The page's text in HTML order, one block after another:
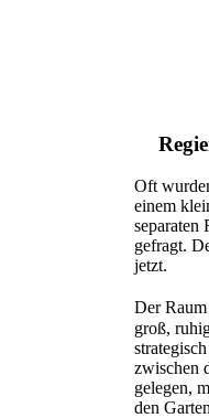
Oft
einem
separaten
gefragt.
jetzt.
Der
groß,
zwischen
gelegen,
den